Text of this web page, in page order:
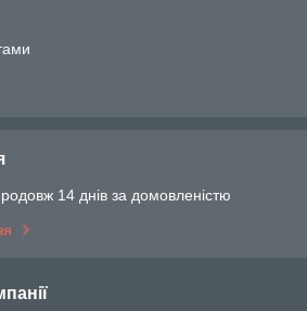
14 днів за домовленістю